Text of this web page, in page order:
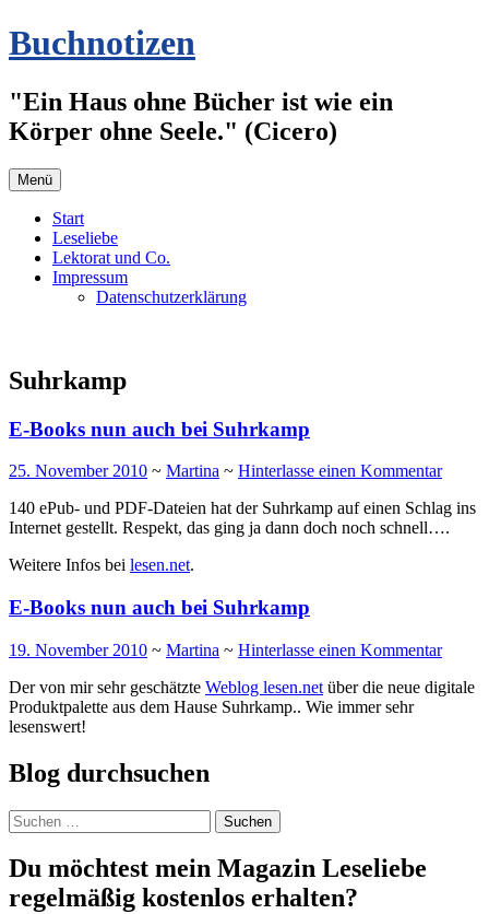
Zum
Inhalt
Buchnotizen
"Ein Haus ohne Bücher ist wie ein
Körper ohne Seele." (Cicero)
Menü
Start
Leseliebe
Lektorat und Co.
Impressum
Datenschutzerklärung
Suhrkamp
E-Books nun auch bei Suhrkamp
25. November 2010 ~ Martina ~ Hinterlasse einen Kommentar
140 ePub- und PDF-Dateien hat der Suhrkamp auf einen Schlag ins
Internet gestellt. Respekt, das ging ja dann doch noch schnell….
Weitere Infos bei lesen.net.
E-Books nun auch bei Suhrkamp
19. November 2010 ~ Martina ~ Hinterlasse einen Kommentar
Der von mir sehr geschätzte Weblog lesen.net über die neue digitale
Produktpalette aus dem Hause Suhrkamp.. Wie immer sehr
lesenswert!
Blog durchsuchen
Suchen
nach:
Du möchtest mein Magazin Leseliebe
regelmäßig kostenlos erhalten?